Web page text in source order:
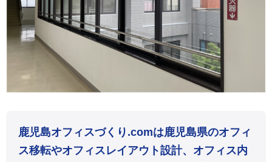
鹿児島オフィスづくり.comは鹿児島県のオフィ
ス移転やオフィスレイアウト設計、オフィス内